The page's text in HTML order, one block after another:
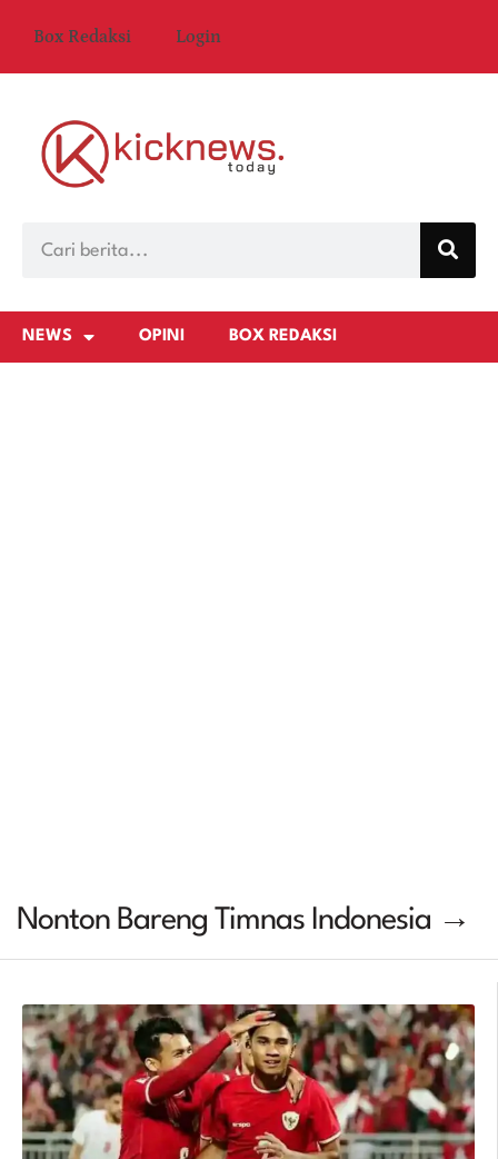
Box Redaksi Login
NEWS OPINI BOX REDAKSI
Nonton Bareng Timnas Indonesia →